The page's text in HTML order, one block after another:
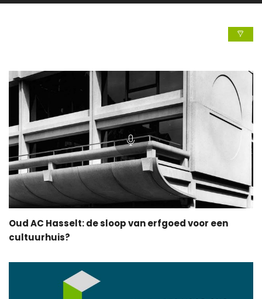
Oud AC Hasselt: de sloop van erfgoed voor een
cultuurhuis?